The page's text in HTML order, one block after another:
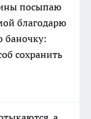
посыпаю
благодарю
баночку:
сохранить